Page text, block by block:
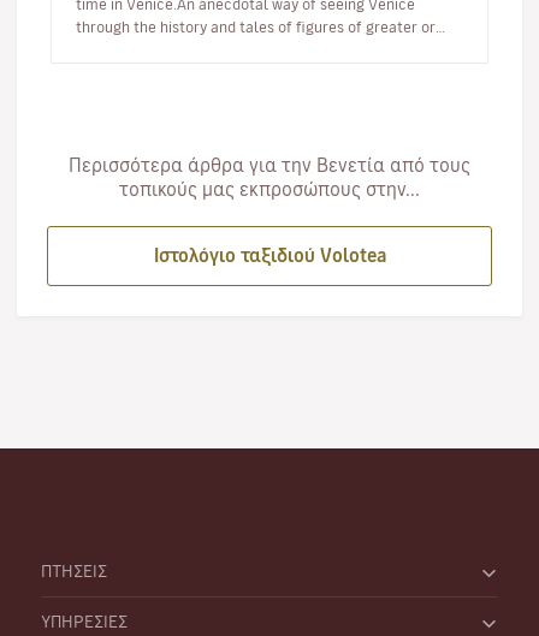
time in Venice.An anecdotal way of seeing Venice
through the history and tales of figures of greater or
Περισσότερα άρθρα για την Βενετία από τους
τοπικούς μας εκπροσώπους στην...
Ιστολόγιο ταξιδιού Volotea
ΠΤΗΣΕΙΣ
ΥΠΗΡΕΣΙΕΣ